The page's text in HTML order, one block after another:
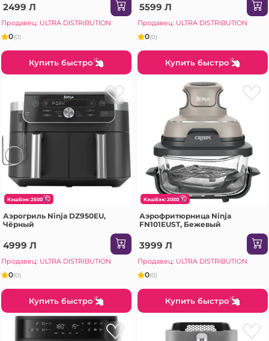
2499 Л
Продавец: ULTRA DISTRIBUTION
0(0)
Купить быстро
5599 Л
Продавец: ULTRA DISTRIBUTION
0(0)
Купить быстро
КэшБэк: 2500
Аэрогриль Ninja DZ950EU,
Чёрный
4999 Л
Продавец: ULTRA DISTRIBUTION
0(0)
Купить быстро
КэшБэк: 2000
Аэрофритюрница Ninja
FN101EUST, Бежевый
3999 Л
Продавец: ULTRA DISTRIBUTION
0(0)
Купить быстро